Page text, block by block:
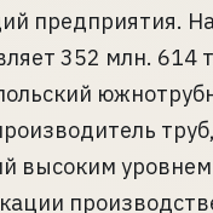
предприятия.
352 млн. 614
труб,
высоким уровнем